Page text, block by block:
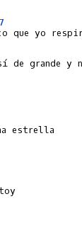
de grande y